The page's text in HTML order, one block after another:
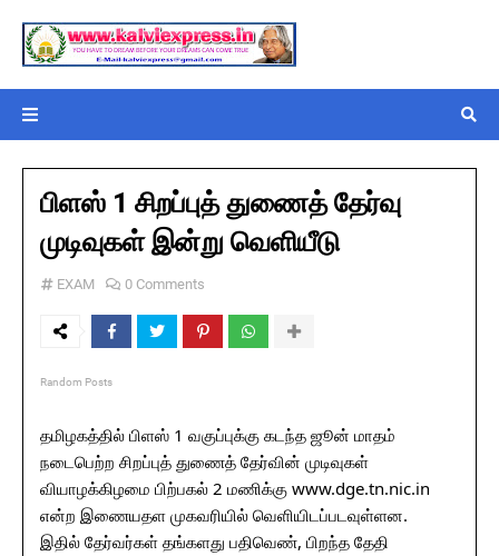
பிளஸ் 1 சிறப்புத் துணைத் தேர்வு
முடிவுகள் இன்று வெளியீடு
EXAM 0 Comments
Random Posts
தமிழகத்தில் பிளஸ் 1 வகுப்புக்கு கடந்த ஜூன் மாதம்
நடைபெற்ற சிறப்புத் துணைத் தேர்வின் முடிவுகள்
வியாழக்கிழமை பிற்பகல் 2 மணிக்கு www.dge.tn.nic.in
என்ற இணையதள முகவரியில் வெளியிடப்படவுள்ளன.
இதில் தேர்வர்கள் தங்களது பதிவெண், பிறந்த தேதி